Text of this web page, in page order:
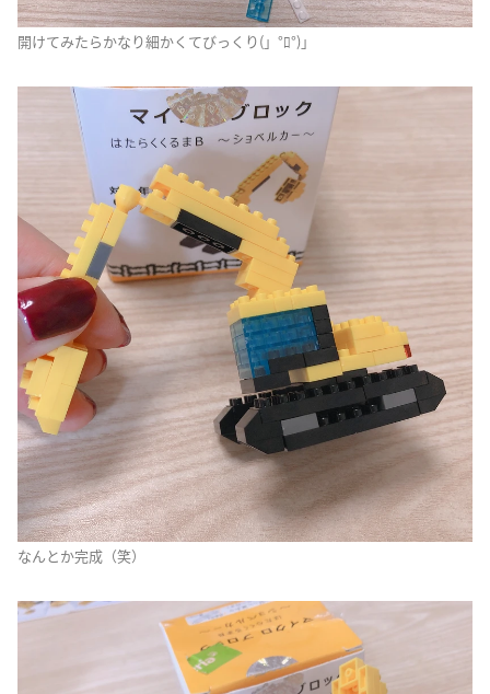
開けてみたらかなり細かくてびっくり(」°ﾛ°)｣
なんとか完成（笑）